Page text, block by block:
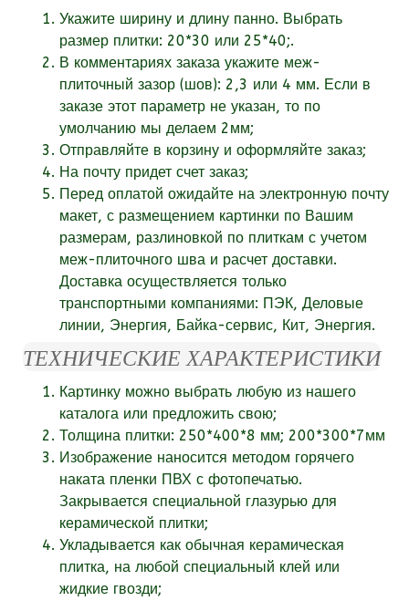
Укажите ширину и длину панно. Выбрать
размер плитки: 20*30 или 25*40;.
В комментариях заказа укажите меж-
плиточный зазор (шов): 2,3 или 4 мм. Если в
заказе этот параметр не указан, то по
умолчанию мы делаем 2мм;
Отправляйте в корзину и оформляйте заказ;
На почту придет счет заказ;
Перед оплатой ожидайте на электронную почту
макет, с размещением картинки по Вашим
размерам, разлиновкой по плиткам с учетом
меж-плиточного шва и расчет доставки.
Доставка осуществляется только
транспортными компаниями: ПЭК, Деловые
линии, Энергия, Байка-сервис, Кит, Энергия.
ТЕХНИЧЕСКИЕ ХАРАКТЕРИСТИКИ
Картинку можно выбрать любую из нашего
каталога или предложить свою;
Толщина плитки: 250*400*8 мм; 200*300*7мм
Изображение наносится методом горячего
наката пленки ПВХ с фотопечатью.
Закрывается специальной глазурью для
керамической плитки;
Укладывается как обычная керамическая
плитка, на любой специальный клей или
жидкие гвозди;